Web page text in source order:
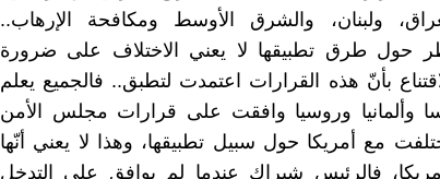
ولبنان، والشرق الأوسط ومكافحة الإرهاب..
حول طرق تطبيقها لا يعني الاختلاف على ضرورة
بأنّ هذه القرارات اعتمدت لتطبق.. فالجميع يعلم
وألمانيا وروسيا وافقت على قرارات مجلس الأمن
مع أمريكا حول سبيل تطبيقها، وهذا لا يعني أنّها
فالرئيس شيراك عندما لم يوافق على التدخل